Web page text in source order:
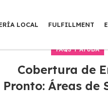
LOCAL FULFILLMENT
FAQS Y AYUDA
Cobertura de
Pronto: Áreas de